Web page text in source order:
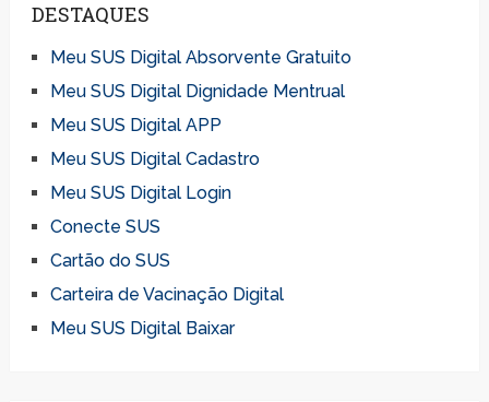
DESTAQUES
Meu SUS Digital Absorvente Gratuito
Meu SUS Digital Dignidade Mentrual
Meu SUS Digital APP
Meu SUS Digital Cadastro
Meu SUS Digital Login
Conecte SUS
Cartão do SUS
Carteira de Vacinação Digital
Meu SUS Digital Baixar